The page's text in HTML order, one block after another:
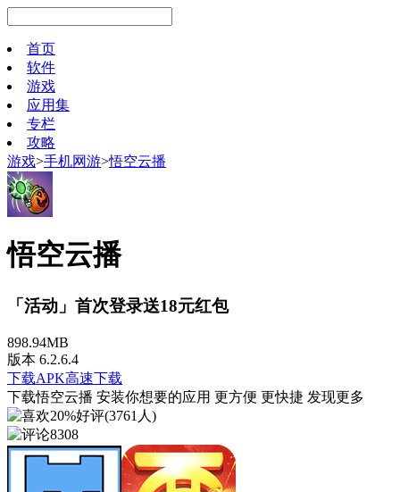
首页
软件
游戏
应用集
专栏
攻略
游戏>手机网游>悟空云播
悟空云播
「活动」首次登录送18元红包
898.94MB
版本 6.2.6.4
下载APK高速下载
下载悟空云播 安装你想要的应用 更方便 更快捷 发现更多
20%好评(3761人)
8308